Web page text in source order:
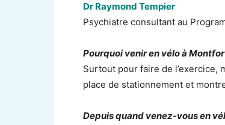
Dr Raymond Tempier
Psychiatre consultant au
Pourquoi venir en vélo à
Surtout pour faire de l’exercice,
place de stationnement et
Depuis quand venez-vous en